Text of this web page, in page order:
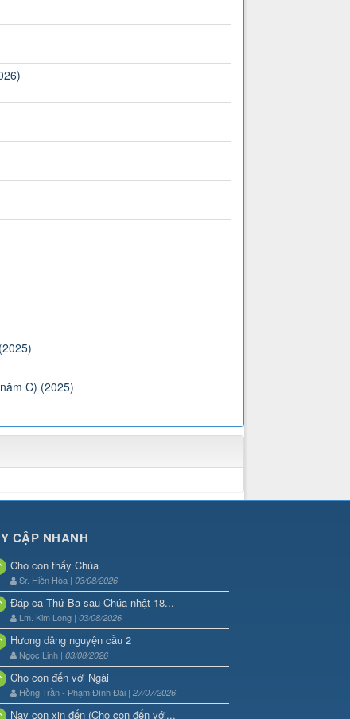
C) (2025)
CẬP NHANH
Cho con thấy Chúa
Sr. Hiền Hòa | 03/08/2026
Đáp ca Thứ Ba sau Chúa nhật 18...
Lm. Kim Long | 03/08/2026
Hương dâng nguyện cầu 2
Ngọc Linh | 03/08/2026
Cho con đến với Ngài
Hồng Trần - Phạm Đình Đài | 27/07/2026
Nay con xin đến (Cho con đến với...